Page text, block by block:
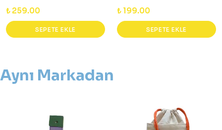
₺ 259.00
SEPETE EKLE
₺ 199.00
SEPETE EKLE
Aynı Markadan